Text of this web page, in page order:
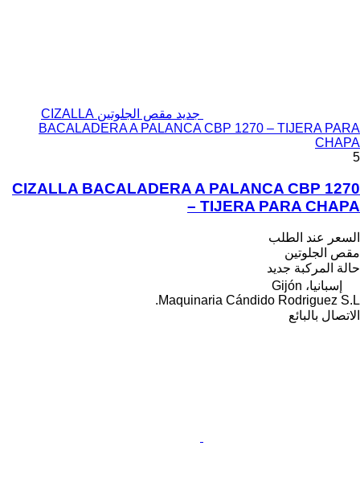
جديد مقص الجلوتين CIZALLA
BACALADERA A PALANCA CBP 1270 – TIJERA PARA
CHAPA
5
CIZALLA BACALADERA A PALANCA CBP 1270
– TIJERA PARA CHAPA
السعر عند الطلب
مقص الجلوتين
حالة المركبة جديد
إسبانيا، Gijón
Maquinaria Cándido Rodriguez S.L.
الاتصال بالبائع